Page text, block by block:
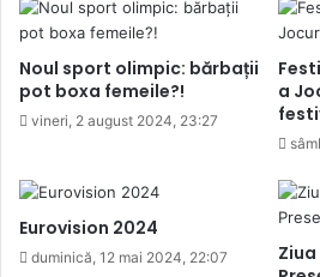
Noul sport olimpic: bărbații
pot boxa femeile?!
vineri, 2 august 2024, 23:27
a
Eurovision 2024
duminică, 12 mai 2024, 22:07